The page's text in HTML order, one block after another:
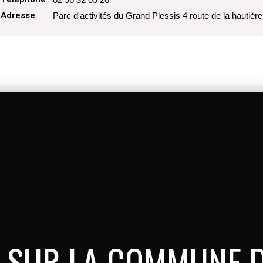
Adresse Parc d'activités du Grand Plessis 4 route de la hautière